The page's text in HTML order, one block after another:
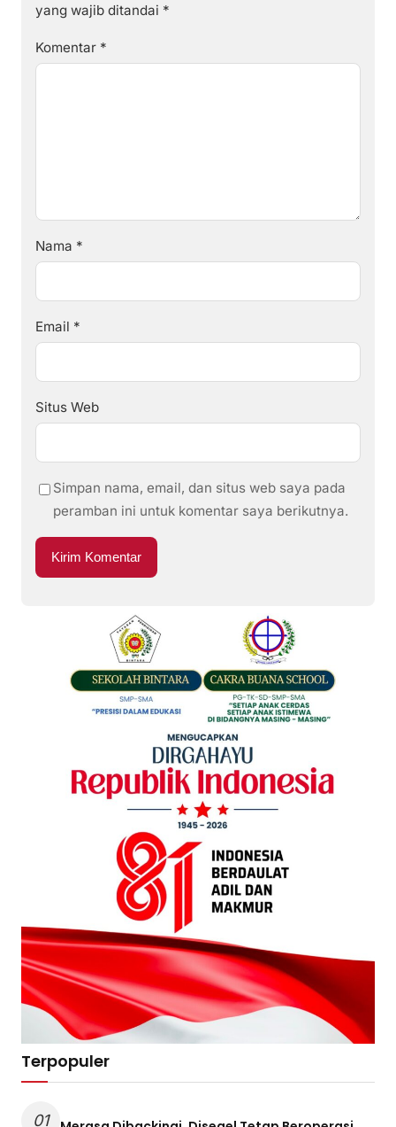
yang wajib ditandai *
Komentar *
Nama *
Email *
Situs Web
Simpan nama, email, dan situs web saya pada
peramban ini untuk komentar saya berikutnya.
Terpopuler
01